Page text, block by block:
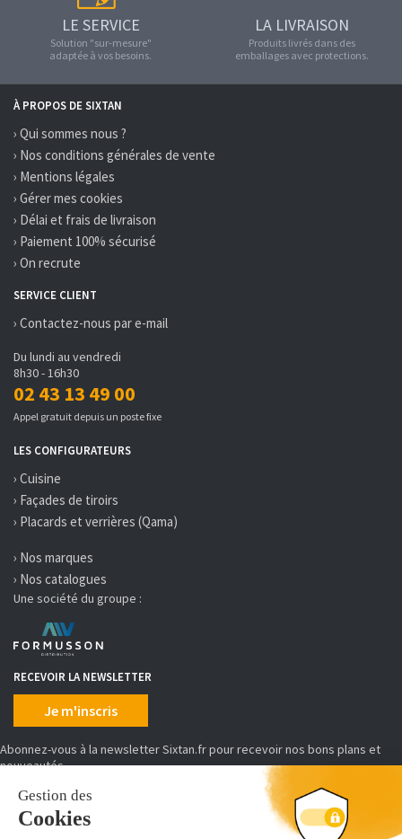
LE SERVICE
Solution "sur-mesure"
adaptée à vos besoins.
LA LIVRAISON
Produits livrés dans des
emballages avec protections.
À PROPOS DE SIXTAN
› Qui sommes nous ?
› Nos conditions générales de vente
› Mentions légales
› Gérer mes cookies
› Délai et frais de livraison
› Paiement 100% sécurisé
› On recrute
SERVICE CLIENT
› Contactez-nous par e-mail
Du lundi au vendredi
8h30 - 16h30
02 43 13 49 00
Appel gratuit depuis un poste fixe
LES CONFIGURATEURS
› Cuisine
› Façades de tiroirs
› Placards et verrières (Qama)
› Nos marques
› Nos catalogues
Une société du groupe :
RECEVOIR LA NEWSLETTER
Je m'inscris
Abonnez-vous à la newsletter Sixtan.fr pour recevoir nos bons plans et
nouveautés
MOYENS DE PAIEMENT